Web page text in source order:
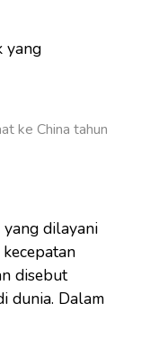
yang
ke China tahun
dilayani
disebut
dunia. Dalam